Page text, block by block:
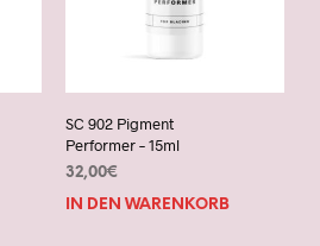
SC 902 Pigment
Performer – 15ml
32,00€
IN DEN WARENKORB